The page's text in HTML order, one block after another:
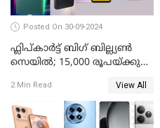
Posted On 30-09-2024
ഫ്ലിപ്കാർട്ട് ബിഗ് ബില്ല്യൺ
സെയിൽ; 15,000 രൂപയ്ക്കു
സ്മാർട്ട്ഫോണുകൾ
2 Min Read View All